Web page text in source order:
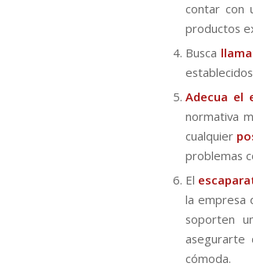
contar con
productos
Busca
Adecua el
normativa
cualquier
problemas
El
la empresa
soporten
asegurarte
cómoda.